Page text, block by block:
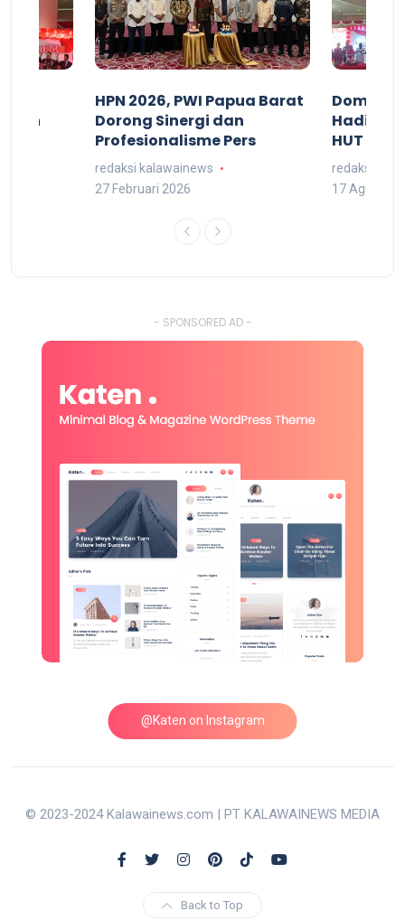
HPN 2026, PWI Papua Barat
Dorong Sinergi dan
Profesionalisme Pers
redaksi kalawainews
27 Februari 2026
Hadiri
HUT RI
redaksi
17 Agustus
- SPONSORED AD -
@Katen on Instagram
© 2023-2024 Kalawainews.com | PT KALAWAINEWS MEDIA
Back to Top